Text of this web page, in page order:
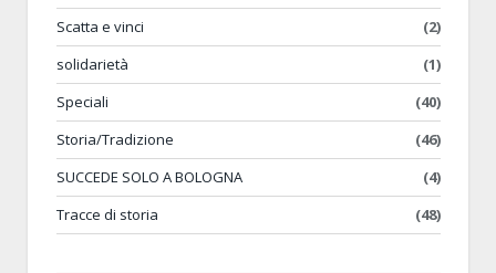
Scatta e vinci
(2)
solidarietà
(1)
Speciali
(40)
Storia/Tradizione
(46)
SUCCEDE SOLO A BOLOGNA
(4)
Tracce di storia
(48)